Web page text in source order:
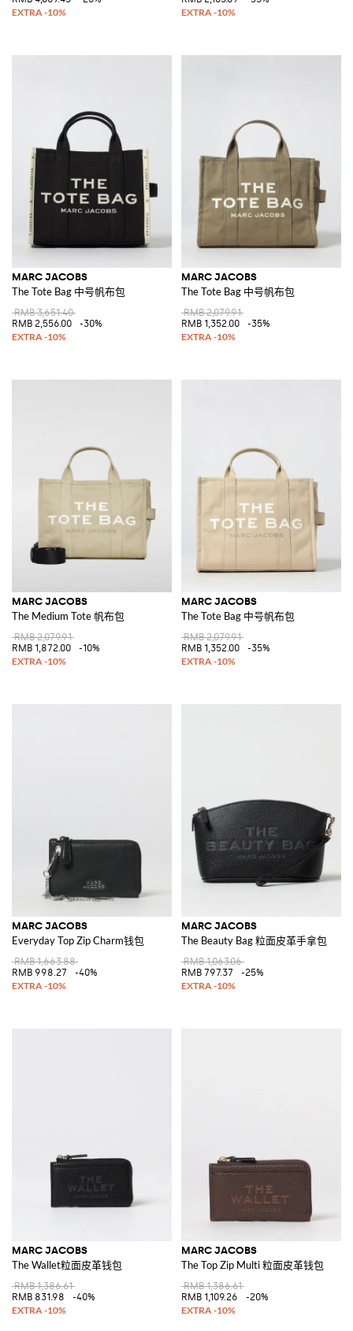
MARC JACOBS
The Tote Bag 中号帆布包
RMB 3,651.40
RMB 2,556.00
-30%
MARC JACOBS
The Tote Bag 中号帆布包
RMB 2,079.91
RMB 1,352.00
-35%
MARC JACOBS
The Medium Tote 帆布包
RMB 2,079.91
RMB 1,872.00
-10%
MARC JACOBS
The Tote Bag 中号帆布包
RMB 2,079.91
RMB 1,352.00
-35%
MARC JACOBS
Everyday Top Zip Charm钱包
RMB 1,663.88
RMB 998.27
-40%
MARC JACOBS
The Beauty Bag 粒面皮革手拿包
RMB 1,063.06
RMB 797.37
-25%
MARC JACOBS
The Wallet粒面皮革钱包
RMB 1,386.61
RMB 831.98
-40%
MARC JACOBS
The Top Zip Multi 粒面皮革钱包
RMB 1,386.61
RMB 1,109.26
-20%